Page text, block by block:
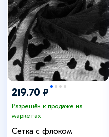
219.70 ₽
Разрешён к продаже на
маркетах
Сетка с флоком